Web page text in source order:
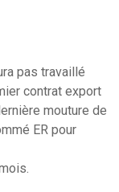
pas travaillé
contrat export
mouture de
ER pour